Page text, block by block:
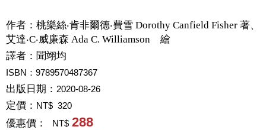
作者： 桃樂絲‧肯非爾德‧費雪 Dorothy Canfield Fisher 著、
艾達‧C‧威廉森 Ada C. Williamson 繪
譯者： 聞翊均
ISBN：9789570487367
出版日期： 2020-08-26
定價： NT$ 320
優惠價： NT$ 288